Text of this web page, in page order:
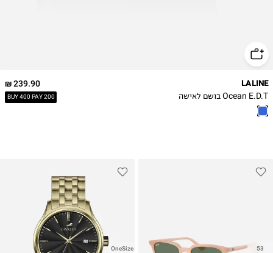
239.90 ₪
BUY 400 PAY 200
LALINE
Ocean E.D.T בושם לאישה
53
OneSize